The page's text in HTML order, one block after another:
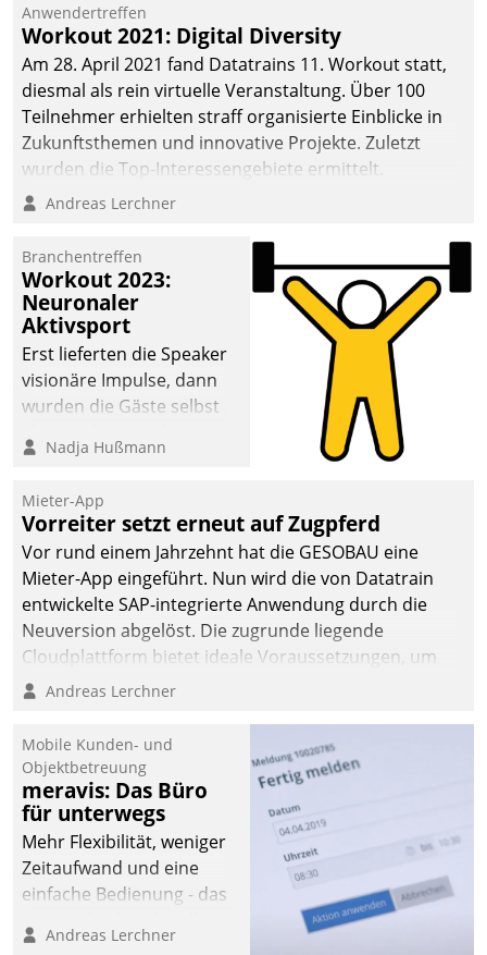
Cloud-Strategien und -
Lösungen mit hohem
Zukunftspotenzial.
Anwendertreffen
Workout 2021: Digital Diversity
Am 28. April 2021 fand Datatrains 11. Workout statt,
diesmal als rein virtuelle Veranstaltung. Über 100
Teilnehmer erhielten straff organisierte Einblicke in
Zukunftsthemen und innovative Projekte. Zuletzt
wurden die Top-Interessengebiete ermittelt.
Andreas Lerchner
Branchentreffen
Workout 2023:
Neuronaler
Aktivsport
Erst lieferten die Speaker
visionäre Impulse, dann
wurden die Gäste selbst
methodisch
Quartier. Dazwischen
zeigte Datatrain, was es
Neues zu bieten hat.
Nadja Hußmann
Mieter-App
Vorreiter setzt erneut auf Zugpferd
Vor rund einem Jahrzehnt hat die GESOBAU eine
Mieter-App eingeführt. Nun wird die von Datatrain
entwickelte SAP-integrierte Anwendung durch die
Neuversion abgelöst. Die zugrunde liegende
Cloudplattform bietet ideale Voraussetzungen, um
die Funktionalität der App zu erweitern und weitere
integrieren.
Andreas Lerchner
Mobile Kunden- und
Objektbetreuung
meravis: Das Büro
für unterwegs
Mehr Flexibilität, weniger
Zeitaufwand und eine
einfache Bedienung - das
Cockpit für mobile
Andreas Lerchner